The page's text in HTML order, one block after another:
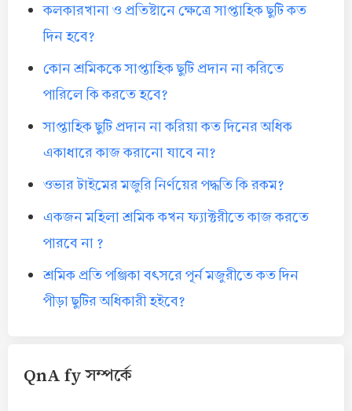
কলকারখানা ও প্রতিষ্টানে ক্ষেত্রে সাপ্তাহিক ছুটি কত
দিন হবে?
কোন শ্রমিককে সাপ্তাহিক ছুটি প্রদান না করিতে
পারিলে কি করতে হবে?
সাপ্তাহিক ছুটি প্রদান না করিয়া কত দিনের অধিক
একাধারে কাজ করানো যাবে না?
ওভার টাইমের মজুরি নির্ণয়ের পদ্ধতি কি রকম?
একজন মহিলা শ্রমিক কখন ফ্যাক্টরীতে কাজ করতে
পারবে না ?
শ্রমিক প্রতি পঞ্জিকা বৎসরে পূর্ন মজুরীতে কত দিন
পীড়া ছুটির অধিকারী হইবে?
QnA fy সম্পর্কে